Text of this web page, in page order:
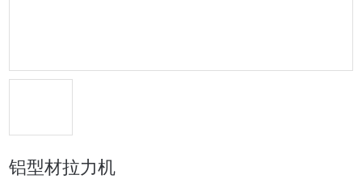
铝型材拉力机